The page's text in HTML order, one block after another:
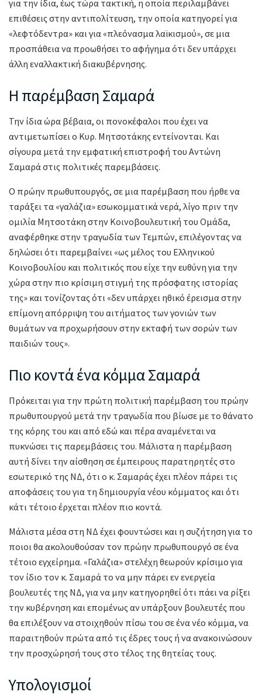
για την ίδια, έως τώρα τακτική, η οποία περιλαμβάνει
επιθέσεις στην αντιπολίτευση, την οποία κατηγορεί για
«λεφτόδεντρα» και για «πλεόνασμα λαϊκισμού», σε μια
προσπάθεια να προωθήσει το αφήγημα ότι δεν υπάρχει
άλλη εναλλακτική διακυβέρνησης.
Η παρέμβαση Σαμαρά
Την ίδια ώρα βέβαια, οι πονοκέφαλοι που έχει να
αντιμετωπίσει ο Κυρ. Μητσοτάκης εντείνονται. Και
σίγουρα μετά την εμφατική επιστροφή του Αντώνη
Σαμαρά στις πολιτικές παρεμβάσεις.
Ο πρώην πρωθυπουργός, σε μια παρέμβαση που ήρθε να
ταράξει τα «γαλάζια» εσωκομματικά νερά, λίγο πριν την
ομιλία Μητσοτάκη στην Κοινοβουλευτική του Ομάδα,
αναφέρθηκε στην τραγωδία των Τεμπών, επιλέγοντας να
δηλώσει ότι παρεμβαίνει «ως μέλος του Ελληνικού
Κοινοβουλίου και πολιτικός που είχε την ευθύνη για την
χώρα στην πιο κρίσιμη στιγμή της πρόσφατης ιστορίας
της» και τονίζοντας ότι «δεν υπάρχει ηθικό έρεισμα στην
επίμονη απόρριψη του αιτήματος των γονιών των
θυμάτων να προχωρήσουν στην εκταφή των σορών των
παιδιών τους».
Πιο κοντά ένα κόμμα Σαμαρά
Πρόκειται για την πρώτη πολιτική παρέμβαση του πρώην
πρωθυπουργού μετά την τραγωδία που βίωσε με το θάνατο
της κόρης του και από εδώ και πέρα αναμένεται να
πυκνώσει τις παρεμβάσεις του. Μάλιστα η παρέμβαση
αυτή δίνει την αίσθηση σε έμπειρους παρατηρητές στο
εσωτερικό της ΝΔ, ότι ο κ. Σαμαράς έχει πλέον πάρει τις
αποφάσεις του για τη δημιουργία νέου κόμματος και ότι
κάτι τέτοιο έρχεται πλέον πιο κοντά.
Μάλιστα μέσα στη ΝΔ έχει φουντώσει και η συζήτηση για το
ποιοι θα ακολουθούσαν τον πρώην πρωθυπουργό σε ένα
τέτοιο εγχείρημα. «Γαλάζια» στελέχη θεωρούν κρίσιμο για
τον ίδιο τον κ. Σαμαρά το να μην πάρει εν ενεργεία
βουλευτές της ΝΔ, για να μην κατηγορηθεί ότι πάει να ρίξει
την κυβέρνηση και επομένως αν υπάρξουν βουλευτές που
θα επιλέξουν να στοιχηθούν πίσω του σε ένα νέο κόμμα, να
παραιτηθούν πρώτα από τις έδρες τους ή να ανακοινώσουν
την προσχώρησή τους στο τέλος της θητείας τους.
Υπολογισμοί